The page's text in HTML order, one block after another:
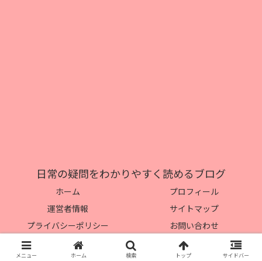
日常の疑問をわかりやすく読めるブログ
ホーム
プロフィール
運営者情報
サイトマップ
プライバシーポリシー
お問い合わせ
© 2017 日常の疑問をわかりやすく読めるブログ.
メニュー ホーム 検索 トップ サイドバー